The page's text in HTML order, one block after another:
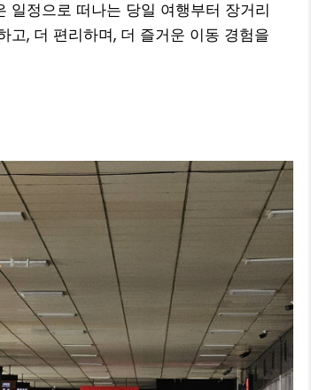
일정으로 떠나는 당일 여행부터 장거리
, 더 편리하며, 더 즐거운 이동 경험을